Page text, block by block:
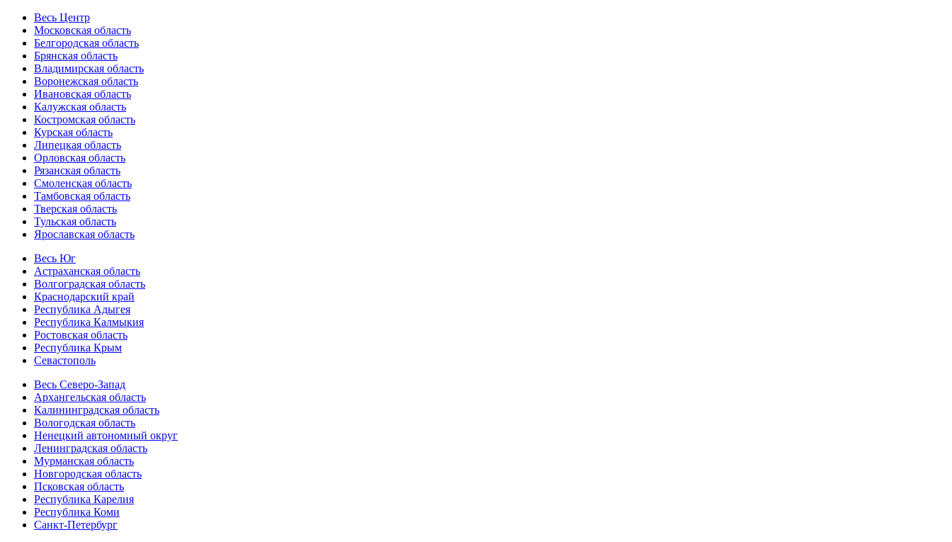
Весь Центр
Московская область
Белгородская область
Брянская область
Владимирская область
Воронежская область
Ивановская область
Калужская область
Костромская область
Курская область
Липецкая область
Орловская область
Рязанская область
Смоленская область
Тамбовская область
Тверская область
Тульская область
Ярославская область
Весь Юг
Астраханская область
Волгоградская область
Краснодарский край
Республика Адыгея
Республика Калмыкия
Ростовская область
Республика Крым
Севастополь
Весь Северо-Запад
Архангельская область
Калининградская область
Вологодская область
Ненецкий автономный округ
Ленинградская область
Мурманская область
Новгородская область
Псковская область
Республика Карелия
Республика Коми
Санкт-Петербург